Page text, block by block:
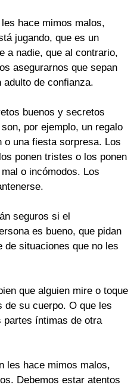
hace mimos malos,
jugando, que es un
a nadie, que al contrario,
asegurarnos que sepan
adulto de confianza.
buenos y secretos
por ejemplo, un regalo
o una fiesta sorpresa. Los
ponen tristes o los ponen
o incómodos. Los
seguros si el
es bueno, que pidan
de situaciones que no les
que alguien mire o toque
su cuerpo. O que les
partes íntimas de otra
les hace mimos malos,
Debemos estar atentos